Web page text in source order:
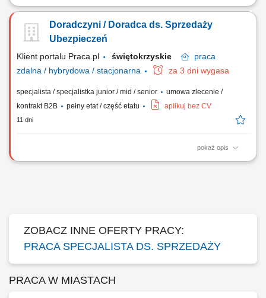
Samodzielne pozyskiwanie nowych klientów B2B poprzez aktywne
przekazanymi kontaktami (ciepłe leady) - Prezentacja oferty firmy i
wsparcie klientów przy składaniu wniosków; Kompleksowe zarządzanie
Doradczyni / Doradca ds. Sprzedaży
Ubezpieczeń
Klient portalu Praca.pl świętokrzyskie
praca
zdalna / hybrydowa / stacjonarna
za 3 dni wygasa
specjalista / specjalistka junior / mid / senior
umowa zlecenie /
kontrakt B2B
pełny etat / część etatu aplikuj bez CV
11 dni
pokaż opis
Pozyskiwanie nowych klientów i oferta ubezpieczeń (na życie,
ZOBACZ INNE OFERTY PRACY:
PRACA SPECJALISTA DS. SPRZEDAŻY
PRACA W MIASTACH